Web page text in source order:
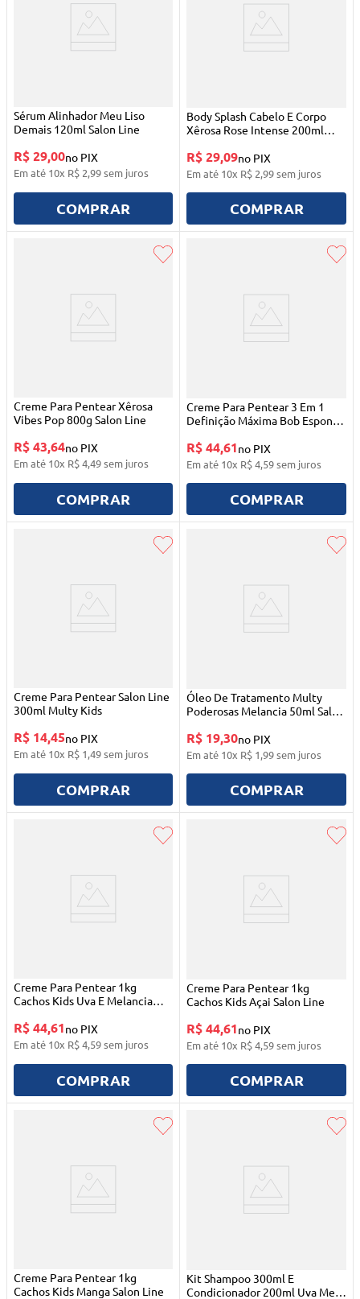
Sérum Alinhador Meu Liso
Demais 120ml Salon Line
R$ 29,00no PIX
Em até 10x R$ 2,99sem juros
COMPRAR
Body Splash Cabelo E Corpo
Xêrosa Rose Intense 200ml
R$ 29,09no PIX
Em até 10x R$ 2,99sem juros
COMPRAR
Creme Para Pentear Xêrosa
Vibes Pop 800g Salon Line
R$ 43,64no PIX
Em até 10x R$4,49sem juros
COMPRAR
Creme Para Pentear 3 Em 1
Definição Máxima Bob Esponja
R$ 44,61no PIX
Em até 10x R$4,59sem juros
COMPRAR
Creme Para Pentear Salon Line
300ml Multy Kids
R$ 14,45no PIX
Em até 10x R$ 1,49sem juros
COMPRAR
Óleo De Tratamento Multy
Poderosas Melancia 50ml Salon
R$ 19,30no PIX
Em até 10x R$ 1,99sem juros
COMPRAR
Creme Para Pentear 1kg
Cachos Kids Uva E Melancia
R$ 44,61no PIX
Em até 10x R$4,59sem juros
COMPRAR
Creme Para Pentear 1kg
Cachos Kids Açai Salon Line
R$ 44,61no PIX
Em até 10x R$4,59sem juros
COMPRAR
Creme Para Pentear 1kg
Cachos Kids Manga Salon Line
Kit Shampoo 300ml E
Condicionador 200ml Uva Meu